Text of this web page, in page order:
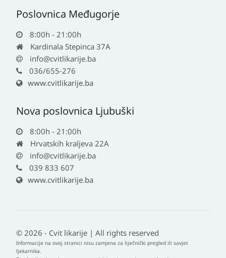
Poslovnica Međugorje
8:00h - 21:00h
Kardinala Stepinca 37A
info@cvitlikarije.ba
036/655-276
www.cvitlikarije.ba
Nova poslovnica Ljubuški
8:00h - 21:00h
Hrvatskih kraljeva 22A
info@cvitlikarije.ba
039 833 607
www.cvitlikarije.ba
© 2026 - Cvit likarije | All rights reserved
Informacije na ovoj stranici nisu zamjena za liječnički pregled ili savjet
ljekarnika.